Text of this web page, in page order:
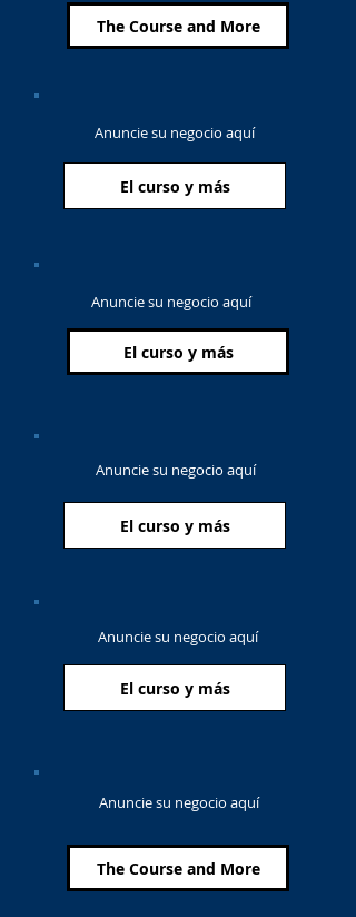
The Course and More
Anuncie su negocio aquí
El curso y más
Anuncie su negocio aquí
El curso y más
Anuncie su negocio aquí
El curso y más
Anuncie su negocio aquí
El curso y más
Anuncie su negocio aquí
The Course and More